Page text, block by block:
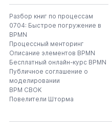
Разбор книг по процессам
0704: Быстрое погружение в
BPMN
Процессный менторинг
Описание элементов BPMN
Бесплатный онлайн-курс BPMN
Публичное соглашение о
моделировании
BPM CBOK
Повелители Шторма